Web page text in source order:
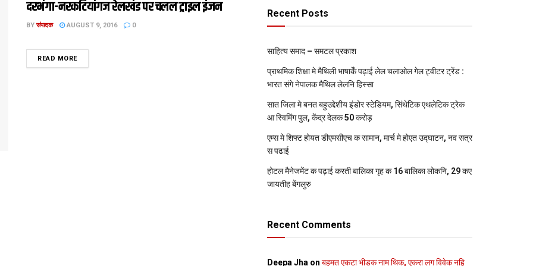
दरभंगा-नरकटियांगज रेलखंड पर चलल ट्राइल इंजन
BY संपादक AUGUST 9, 2016 0
READ MOREDETAILS
Recent Posts
साहित्य समाद – समटल प्रकाश
प्राथमिक शि‍क्षा मे मैथि‍ली भाषाकेँ पढ़ाई लेल चलाओल गेल ट्वीटर ट्रेंड :
भारत संगे नेपालक मैथिल लेलनि हिस्सा
सात जिला मे बनत बहुउद्देशीय इंडोर स्‍टेडि‍यम, सिंथेटिक एथलेटिक ट्रेक
आ स्विमिंग पुल, केंद्र देलक 50 करोड़
एम्स मे शिफ्ट होयत डीएमसीएच क सामान, मार्च मे होएत उद्घाटन, नव सत्र
स पढाई
होटल मैनेजमेंट क पढ़ाई करती बालिका गृह क 16 बालिका लोकनि, 29 कए
जायतीह बेंगलुरु
Recent Comments
Deepa Jha on बहुमत एकटा भीड़क नाम थिक, एकरा लग विवेक नहि